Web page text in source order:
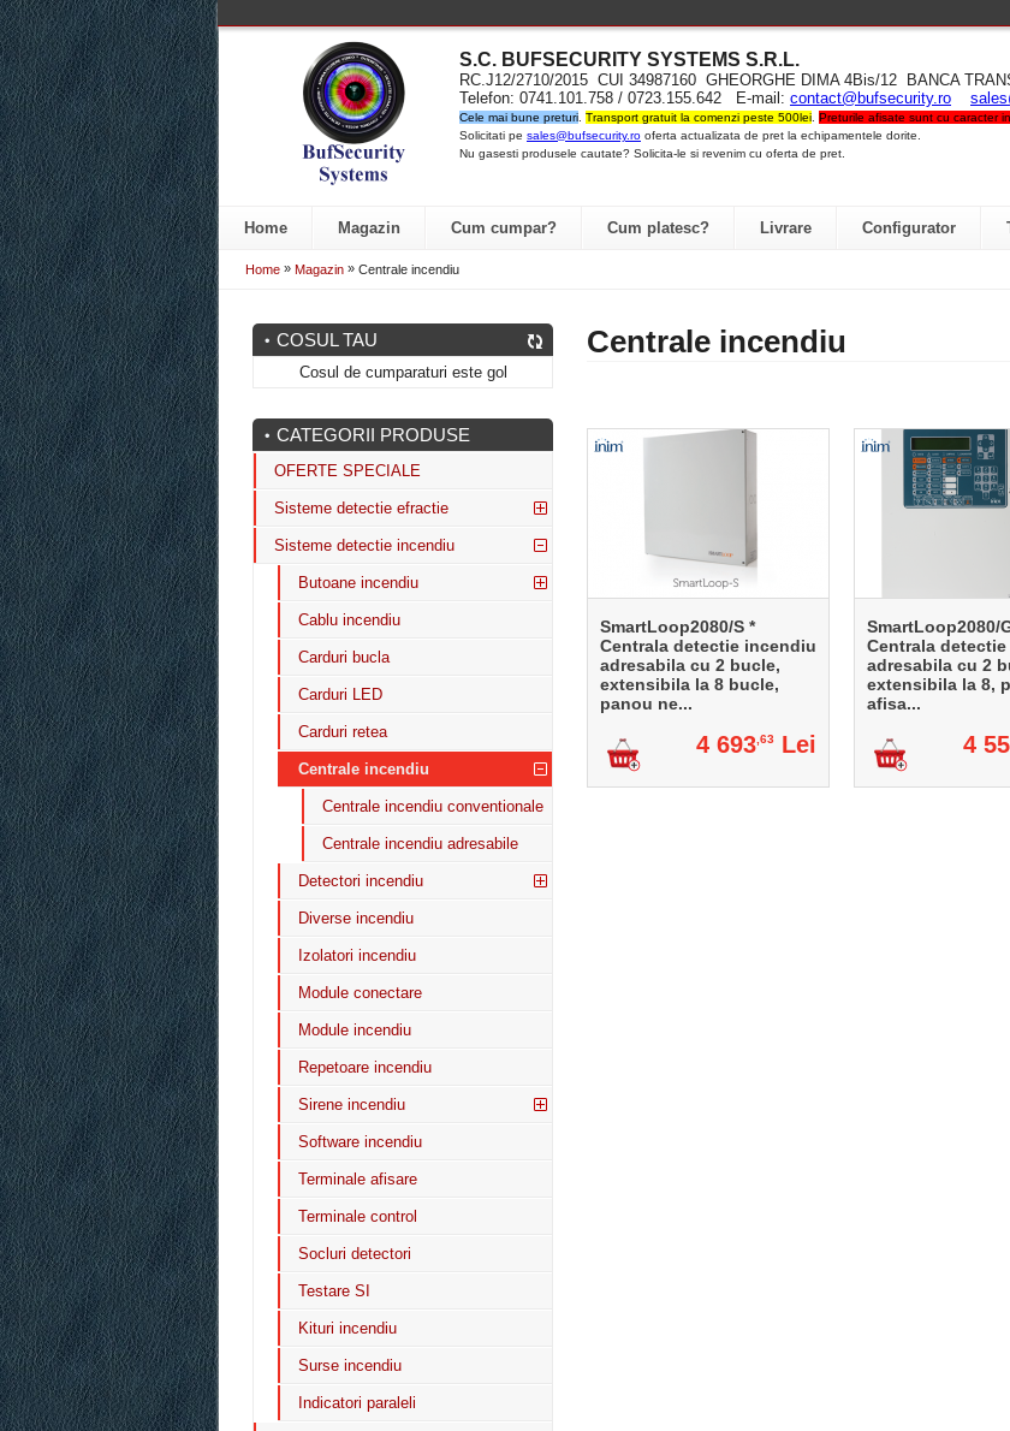
S.C. BUFSECURITY SYSTEMS S.R.L.
RC.J12/2710/2015 CUI 34987160 GHEORGHE DIMA 4Bis/12 BANCA
Telefon: 0741.101.758 / 0723.155.642 E-mail: contact@bufsecurity.ro
Cele mai bune preturi Transport gratuit la comenzi peste 500lei Preturile afisate sunt cu caracter
Solicitati pe sales@bufsecurity.ro oferta actualizata de pret la echipamentele dorite.
Nu gasesti produsele cautate? Solicita-le si revenim cu oferta de pret.
Home Magazin Cum cumpar? Cum platesc? Livrare Configurator
Home » Magazin » Centrale incendiu
Centrale incendiu
SmartLoop2080/S *
Centrala detectie incendiu
adresabila cu 2 bucle,
extensibila la 8 bucle,
panou ne...
4 693,63 Lei
SmartLoop2080/
Centrala
adresabila cu 2
extensibila la 8,
afisa...
4
COSUL TAU
Cosul de cumparaturi este gol
CATEGORII PRODUSE
OFERTE SPECIALE
Sisteme detectie efractie
Sisteme detectie incendiu
Butoane incendiu
Cablu incendiu
Carduri bucla
Carduri LED
Carduri retea
Centrale incendiu
Centrale incendiu conventionale
Centrale incendiu adresabile
Detectori incendiu
Diverse incendiu
Izolatori incendiu
Module conectare
Module incendiu
Repetoare incendiu
Sirene incendiu
Software incendiu
Terminale afisare
Terminale control
Socluri detectori
Testare SI
Kituri incendiu
Surse incendiu
Indicatori paraleli